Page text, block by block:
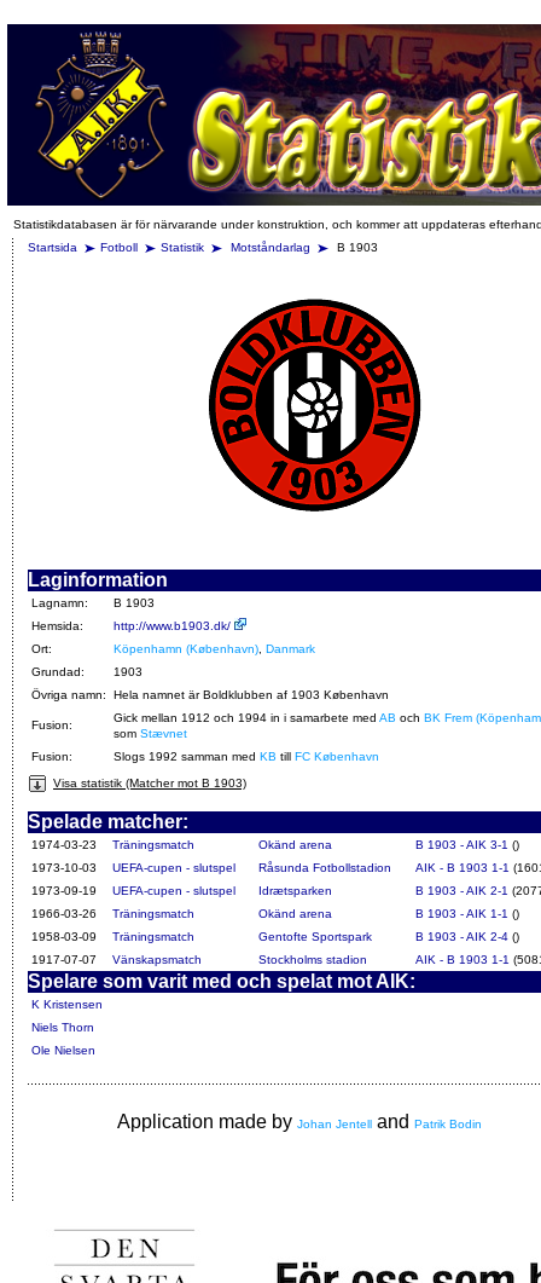
Statistikdatabasen är för närvarande under konstruktion, och kommer att uppdateras
Startsida
Fotboll Statistik Motståndarlag B 1903
Laginformation
Lagnamn:
B 1903
Hemsida:
http://www.b1903.dk/
Ort:
Köpenhamn (København) Danmark
Grundad:
1903
Övriga namn:
Hela namnet är Boldklubben af 1903 København
Fusion:
Gick mellan 1912 och 1994 in i samarbete med AB och BK Frem
som Stævnet
Fusion:
Slogs 1992 samman med KB till FC København
Visa statistik (Matcher mot B 1903)
Spelade matcher:
1974-03-23 Träningsmatch Okänd arena B 1903 - AIK 3-1 ()
1973-10-03
UEFA-cupen - slutspel Råsunda Fotbollstadion AIK - B 1903 1-1
1973-09-19
UEFA-cupen - slutspel Idrætsparken B 1903 - AIK 2-1
1966-03-26
Träningsmatch Okänd arena B 1903 - AIK 1-1 ()
1958-03-09
Träningsmatch Gentofte Sportspark B 1903 - AIK 2-4 ()
1917-07-07
Vänskapsmatch Stockholms stadion AIK - B 1903 1-1
Spelare som varit med och spelat mot AIK:
K Kristensen
Niels Thorn
Ole Nielsen
Application made by Johan Jentell and Patrik Bodin